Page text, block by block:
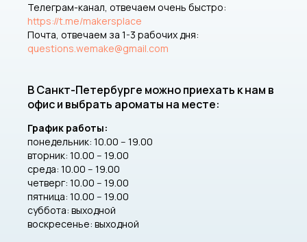
Телеграм-канал, отвечаем очень быстро:
https://t.me/makersplace
Почта, отвечаем за 1-3 рабочих дня:
questions.wemake@gmail.com
В Санкт-Петербурге можно приехать к нам в
офис и выбрать ароматы на месте:
График работы:
понедельник: 10.00 -- 19.00
вторник: 10.00 -- 19.00
среда: 10.00 -- 19.00
четверг: 10.00 -- 19.00
пятница: 10.00 -- 19.00
суббота: выходной
воскресенье: выходной